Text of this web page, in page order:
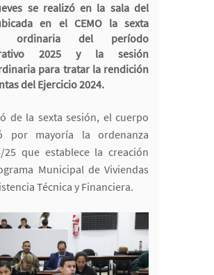
se realizó en la sala del
en el CEMO la sexta
ordinaria del período
2025 y la sesión
para tratar la rendición
del Ejercicio 2024.
de la sexta sesión, el cuerpo
por mayoría la ordenanza
25 que establece la creación
Municipal de Viviendas
Técnica y Financiera.